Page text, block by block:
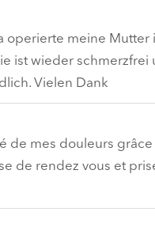
operierte meine Mutter
ist wieder schmerzfrei
Vielen Dank
de mes douleurs grâce
de rendez vous et